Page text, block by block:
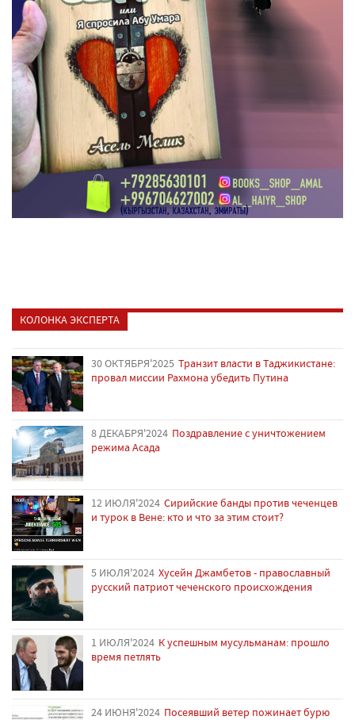
КОЛОНКА ЭКСПЕРТА
30 ОКТЯБРЯ'2025 Транзит власти в Таджикистане:
провал миссии Рахмона убедить Путина
8 ДЕКАБРЯ'2024 Поздравление с уничтожением
режима Асада
12 ИЮЛЯ'2024 Сирийские банды против чеченцев
и турок в Вене: кто и что за этим стоит?
5 ИЮЛЯ'2024 Хусейн Джамбетов - православный
русский патриот чеченского происхождения
1 ИЮЛЯ'2024 К успешным мусульманам: прошло
время петлять
24 ИЮНЯ'2024 Посеявший ветер пожинает бурю